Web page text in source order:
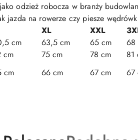
odzież robocza w branży
jazda na rowerze czy piesze
XL XXL
cm 63,5 cm 65 cm 68
cm 75 cm 78 cm 81
cm 66 cm 67 cm 67